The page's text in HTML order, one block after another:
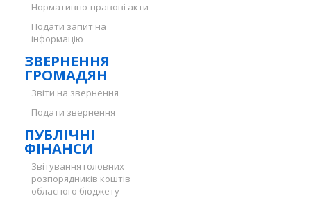
Нормативно-правові акти
Подати запит на
інформацію
ЗВЕРНЕННЯ
ГРОМАДЯН
Звіти на звернення
Подати звернення
ПУБЛІЧНІ
ФІНАНСИ
Звітування головних
розпорядників коштів
обласного бюджету